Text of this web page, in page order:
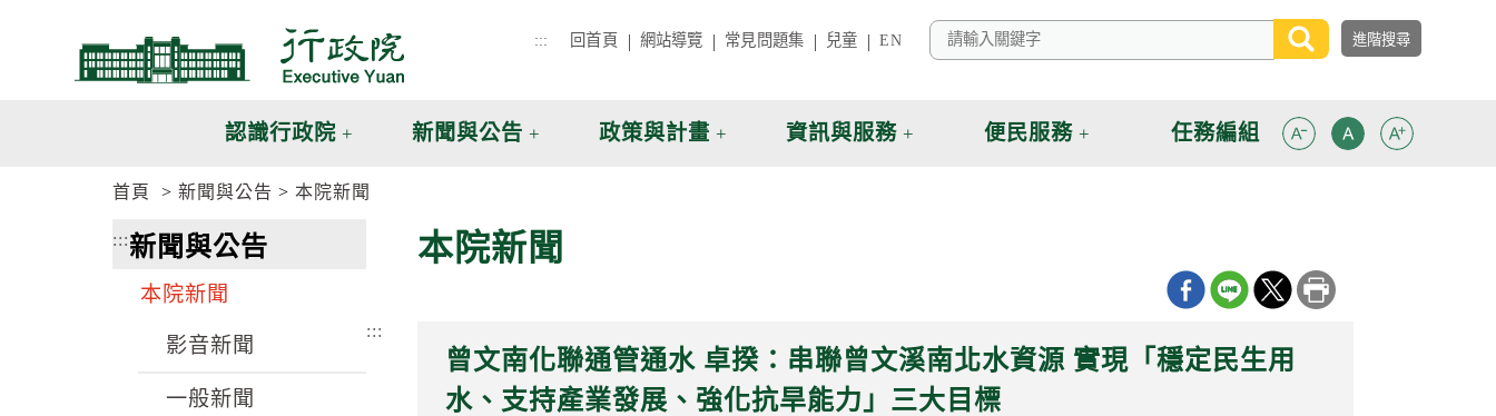
::: 回首頁 網站導覽 常見問題集 兒童 EN
認識行政院 新聞與公告 政策與計畫 資訊與服務 便民服務 任務編組
首頁 新聞與公告 本院新聞
:::新聞與公告
本院新聞
影音新聞
一般新聞
本院新聞
:::
曾文南化聯通管通水 卓揆：串聯曾文溪南北水資源 實現「穩定民生用
水、支持產業發展、強化抗旱能力」三大目標